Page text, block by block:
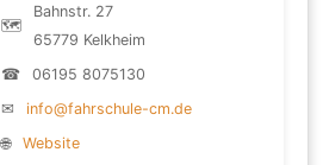
🗺
Bahnstr. 27
65779 Kelkheim
☎
06195 8075130
✉
info@fahrschule-cm.de
🌐
Website